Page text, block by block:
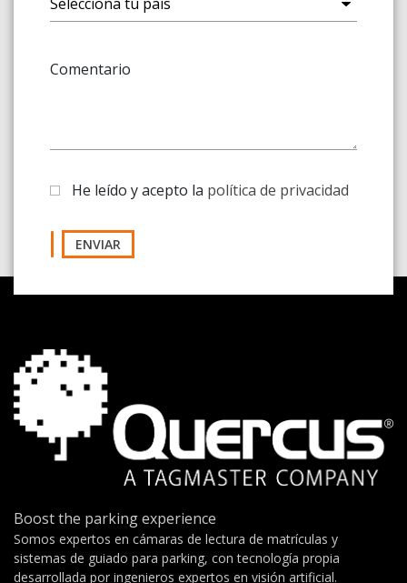
Comentario
He leído y acepto la política de privacidad
ENVIAR
Boost the parking experience
Somos expertos en cámaras de lectura de matrículas y
sistemas de guiado para parking, con tecnología propia
desarrollada por ingenieros expertos en visión artificial.